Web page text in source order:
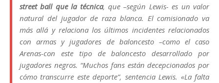
street ball que la técnica, que –según Lewis- es un valor
natural del jugador de raza blanca. El comisionado va
más allá y relaciona los últimos incidentes relacionados
con armas y jugadores de baloncesto –como el caso
Arenas-con este tipo de baloncesto desarrollado por
jugadores negros. “Muchos fans están decepcionados por
cómo transcurre este deporte”, sentencia Lewis. «La falta